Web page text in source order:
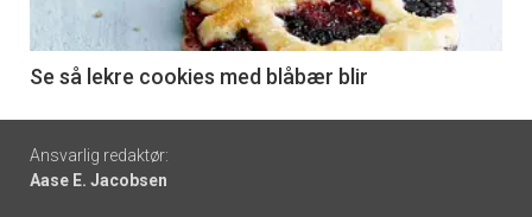
6
Se så lekre cookies med blåbær blir
Footer
-
Ansvarlig redaktør:
Aase E. Jacobsen